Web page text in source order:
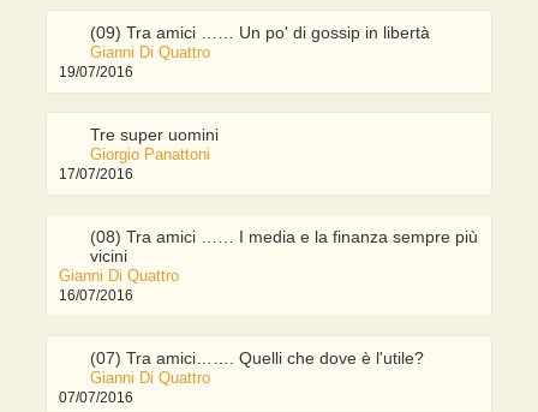
(09) Tra amici …… Un po' di gossip in libertà
Gianni Di Quattro
19/07/2016
Tre super uomini
Giorgio Panattoni
17/07/2016
(08) Tra amici …… I media e la finanza sempre più
vicini
Gianni Di Quattro
16/07/2016
(07) Tra amici……. Quelli che dove è l'utile?
Gianni Di Quattro
07/07/2016